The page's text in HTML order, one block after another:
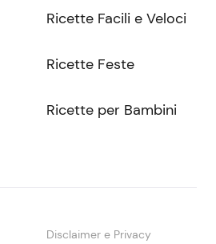
Ricette Facili e Veloci
Ricette Feste
Ricette per Bambini
Disclaimer e Privacy